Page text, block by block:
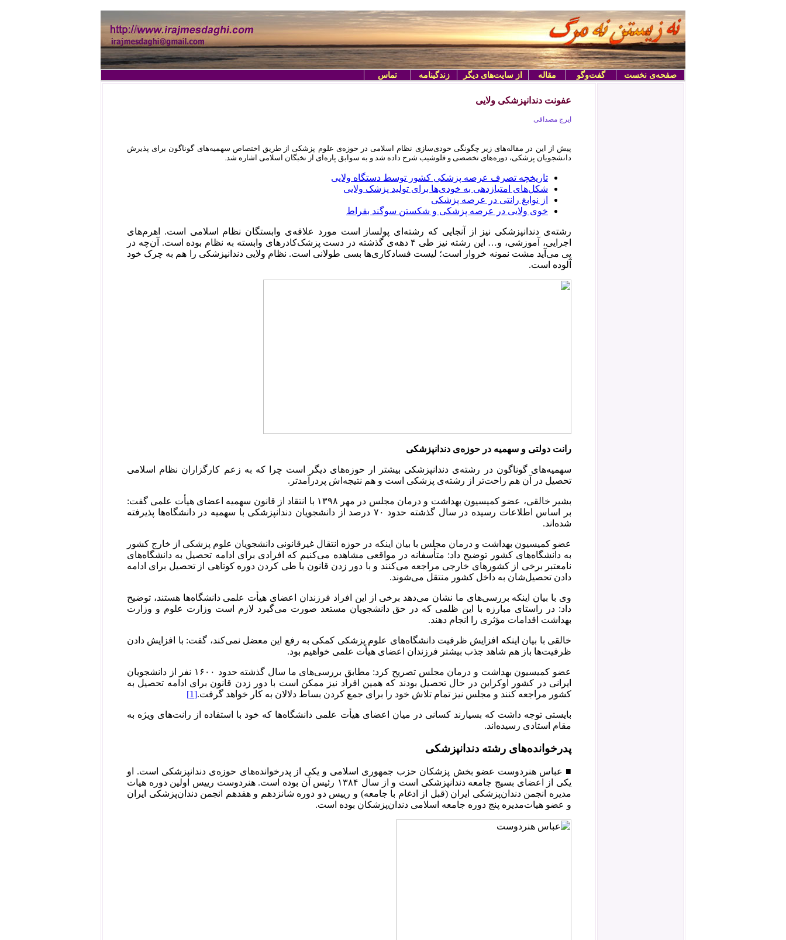
تماس زندگینامه از سایت‌های دیگر مقاله گفت‌وگو صفحه‌ی نخست
عفونت دندانپزشکی ولایی
ایرج مصداقی
پیش از این در مقاله‌های زیر چگونگی خودی‌سازی نظام اسلامی در حوزه‌ی علوم پزشکی از طریق اختصاص سهمیه‌های گوناگون برای پذیرش
دانشجویان پزشکی، دوره‌های تخصصی و فلوشیب شرح داده شد و به سوابق پاره‌ای از نخبگان اسلامی اشاره شد.
تاریخچه تصرف عرصه پزشکی کشور توسط دستگاه ولایی
شکل‌های امتیازدهی به خودی‌ها برای تولید پزشک ولایی
از نوابغ رانتی در عرصه پزشکی
خوی ولایی در عرصه پزشکی و شکستن سوگند بقراط
رشته‌ی دندانپزشکی نیز از آنجایی که رشته‌ای پولساز است مورد علاقه‌ی وابستگان نظام اسلامی است. اهرم‌های
اجرایی، آموزشی، و… این رشته‌‌ نیز طی ۴ دهه‌ی گذشته در دست پزشک‌کادرهای وابسته به نظام بوده است. آن‌چه در
پی می‌آید مشت نمونه خروار است؛ لیست فسادکاری‌ها بسی طولانی است. نظام ولایی دندانپزشکی را هم به چرک خود
آلوده است.
رانت دولتی و سهمیه در حوزه‌ی دندانپزشکی
سهمیه‌های گوناگون در رشته‌ی دندانپزشکی بیشتر ار حوزه‌های دیگر است چرا که به زعم کارگزاران نظام اسلامی
تحصیل در آن هم راحت‌تر از رشته‌ی پزشکی است و هم نتیجه‌اش پردرآمدتر.
بشیر خالقی، عضو کمیسیون بهداشت و درمان مجلس در مهر ۱۳۹۸ با انتقاد از قانون سهمیه اعضای هیأت علمی گفت:
بر اساس اطلاعات رسیده در سال گذشته حدود ۷۰ درصد از دانشجویان دندانپزشکی با سهمیه در دانشگاه‌ها پذیرفته
شده‌اند.
عضو کمیسیون بهداشت و درمان مجلس با بیان اینکه در حوزه انتقال غیرقانونی دانشجویان علوم پزشکی از خارج کشور
به دانشگاه‌های کشور توضیح داد: متأسفانه در مواقعی مشاهده می‌کنیم که افرادی برای ادامه تحصیل به دانشگاه‌های
نامعتبر برخی از کشورهای خارجی مراجعه می‌کنند و با دور زدن قانون با طی کردن دوره کوتاهی از تحصیل برای ادامه
دادن تحصیل‌شان به داخل کشور منتقل می‌شوند.
وی با بیان اینکه بررسی‌های ما نشان می‌دهد برخی از این افراد فرزندان اعضای هیأت علمی دانشگاه‌ها هستند، توضیح
داد: در راستای مبارزه با این ظلمی که در حق دانشجویان مستعد صورت می‌گیرد لازم است وزارت علوم و وزارت
بهداشت اقدامات مؤثری را انجام دهند.
خالقی با بیان اینکه افزایش ظرفیت دانشگاه‌های علوم پزشکی کمکی به رفع این معضل نمی‌کند، گفت: با افزایش دادن
ظرفیت‌ها باز هم شاهد جذب بیشتر فرزندان اعضای هیأت علمی خواهیم بود.
عضو کمیسیون بهداشت و درمان مجلس تصریح کرد: مطابق بررسی‌های ما سال گذشته حدود ۱۶۰۰ نفر از دانشجویان
ایرانی در کشور اوکراین در حال تحصیل بودند که همین افراد نیز ممکن است با دور زدن قانون برای ادامه تحصیل به
کشور مراجعه کنند و مجلس نیز تمام تلاش خود را برای جمع کردن بساط دلالان به کار خواهد گرفت.[1]
بایستی توجه داشت که بسیارند کسانی در میان اعضای هیأت علمی‌ دانشگاه‌ها که خود با استفاده از رانت‌‌های ویژه به
مقام استادی رسیده‌اند.
پدرخوانده‌های رشته دندانپزشکی
■ عباس هنردوست عضو بخش پزشکان حزب جمهوری اسلامی و یکی از پدرخوانده‌های حوزه‌ی دندانپزشکی است. او
یکی از اعضای بسیج جامعه دندانپزشکی است و از سال ۱۳۸۴ رئیس آن بوده است. هنردوست رییس اولین دوره هیات
مدیره انجمن دندان‌پزشکی ایران (قبل از ادغام با جامعه) و رییس دو دوره شانزدهم و هفدهم انجمن دندان‌پزشکی ایران
و عضو هیات‌مدیره پنج دوره جامعه اسلامی دندان‌پزشکان بوده است.